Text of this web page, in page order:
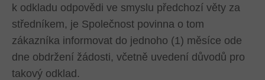
k odkladu odpovědi ve smyslu předchozí věty za
středníkem, je Společnost povinna o tom
zákazníka informovat do jednoho (1) měsíce ode
dne obdržení žádosti, včetně uvedení důvodů pro
takový odklad.